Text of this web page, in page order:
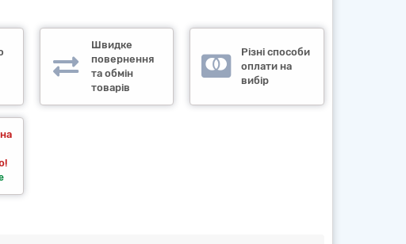
Швидке
повернення
та обмін
товарів
Різні способи
оплати на
вибір